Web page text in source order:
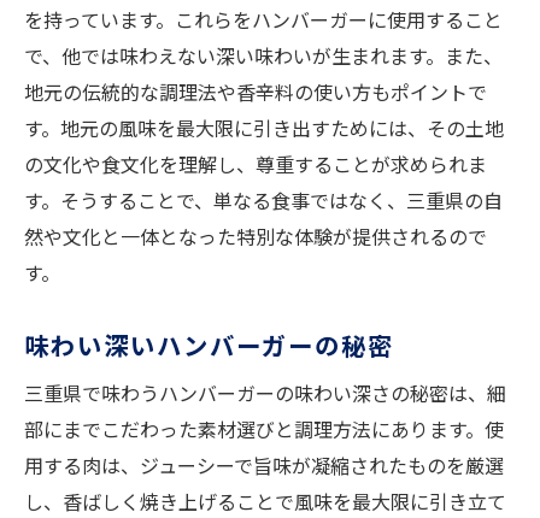
を持っています。これらをハンバーガーに使用すること
で、他では味わえない深い味わいが生まれます。また、
地元の伝統的な調理法や香辛料の使い方もポイントで
す。地元の風味を最大限に引き出すためには、その土地
の文化や食文化を理解し、尊重することが求められま
す。そうすることで、単なる食事ではなく、三重県の自
然や文化と一体となった特別な体験が提供されるので
す。
味わい深いハンバーガーの秘密
三重県で味わうハンバーガーの味わい深さの秘密は、細
部にまでこだわった素材選びと調理方法にあります。使
用する肉は、ジューシーで旨味が凝縮されたものを厳選
し、香ばしく焼き上げることで風味を最大限に引き立て